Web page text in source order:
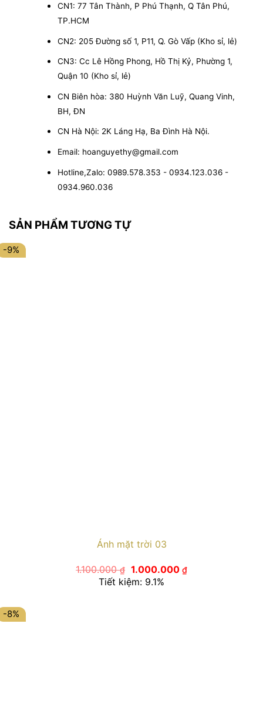
CN1: 77 Tân Thành, P Phú Thạnh, Q Tân Phú,
TP.HCM
CN2: 205 Đường số 1, P11, Q. Gò Vấp (Kho sỉ, lẻ)
CN3: Cc Lê Hồng Phong, Hồ Thị Kỷ, Phường 1,
Quận 10 (Kho sỉ, lẻ)
CN Biên hòa: 380 Huỳnh Văn Luỹ, Quang Vinh,
BH, ĐN
CN Hà Nội: 2K Láng Hạ, Ba Đình Hà Nội.
Email: hoanguyethy@gmail.com
Hotline,Zalo: 0989.578.353 - 0934.123.036 -
0934.960.036
SẢN PHẨM TƯƠNG TỰ
-9%
Ánh mặt trời 03
1.100.000₫ Giá
gốc
là:
1.000.000 ₫Giá
hiện
Tiết kiệm: 9.1%
-8%